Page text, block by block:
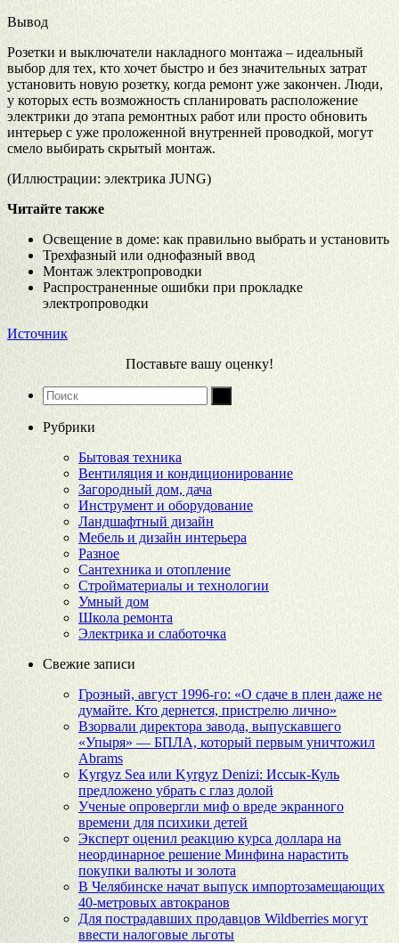
Вывод
Розетки и выключатели накладного монтажа – идеальный
выбор для тех, кто хочет быстро и без значительных затрат
установить новую розетку, когда ремонт уже закончен. Люди,
у которых есть возможность спланировать расположение
электрики до этапа ремонтных работ или просто обновить
интерьер с уже проложенной внутренней проводкой, могут
смело выбирать скрытый монтаж.
(Иллюстрации: электрика JUNG)
Читайте также
Освещение в доме: как правильно выбрать и установить
Трехфазный или однофазный ввод
Монтаж электропроводки
Распространенные ошибки при прокладке
электропроводки
Источник
Поставьте вашу оценку!
Рубрики
Бытовая техника
Вентиляция и кондиционирование
Загородный дом, дача
Инструмент и оборудование
Ландшафтный дизайн
Мебель и дизайн интерьера
Разное
Сантехника и отопление
Стройматериалы и технологии
Умный дом
Школа ремонта
Электрика и слаботочка
Свежие записи
Грозный, август 1996-го: «О сдаче в плен даже не
думайте. Кто дернется, пристрелю лично»
Взорвали директора завода, выпускавшего
«Упыря» — БПЛА, который первым уничтожил
Abrams
Kyrgyz Sea или Kyrgyz Denizi: Иссык-Куль
предложено убрать с глаз долой
Ученые опровергли миф о вреде экранного
времени для психики детей
Эксперт оценил реакцию курса доллара на
неординарное решение Минфина нарастить
покупки валюты и золота
В Челябинске начат выпуск импортозамещающих
40-метровых автокранов
Для пострадавших продавцов Wildberries могут
ввести налоговые льготы